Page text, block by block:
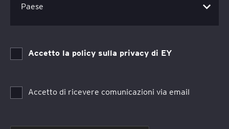
Accetto la policy sulla privacy di EY
Accetto di ricevere comunicazioni via email